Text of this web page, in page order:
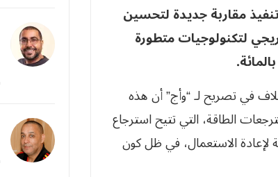
مقاربة جديدة لتحسين
لتكنولوجيات متطورة
في تصريح لـ “وأج” أن هذه
الطاقة، التي تتيح استرجاع
لإعادة الاستعمال، في ظل كون